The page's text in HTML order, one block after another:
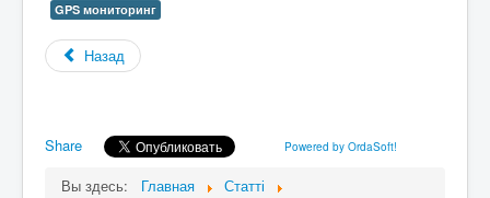
GPS мониторинг
Назад
Share Powered by OrdaSoft!
Вы здесь: Главная
Статті